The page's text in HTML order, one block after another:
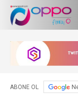
ABONE OL